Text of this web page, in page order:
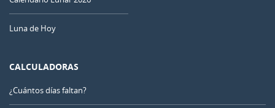
Luna de Hoy
CALCULADORAS
¿Cuántos días faltan?